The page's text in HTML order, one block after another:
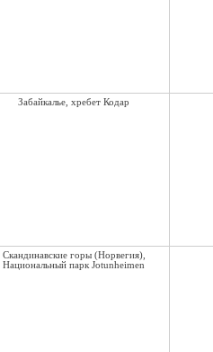
Забайкалье, хребет Кодар
Скандинавские горы (Норвегия),
Национальный парк Jotunheimen